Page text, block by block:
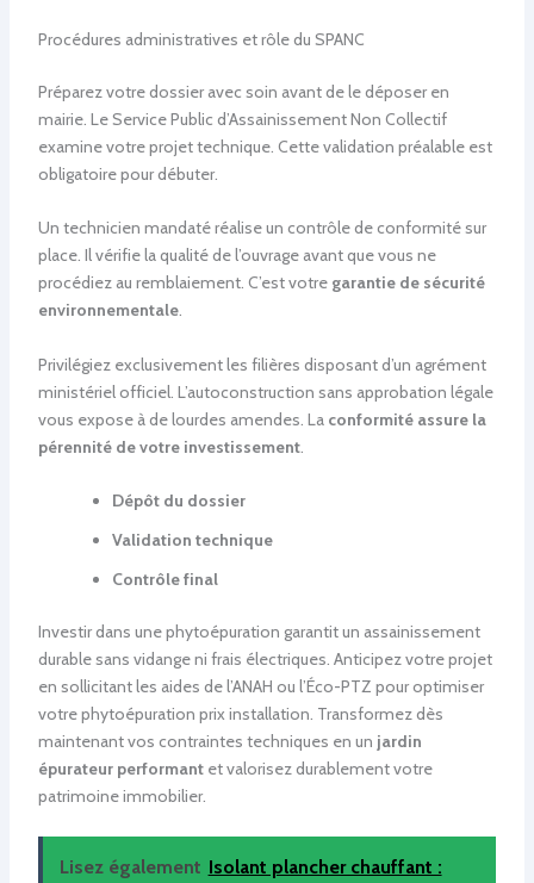
Procédures administratives et rôle du SPANC
Préparez votre dossier avec soin avant de le déposer en
mairie. Le Service Public d’Assainissement Non Collectif
examine votre projet technique. Cette validation préalable est
obligatoire pour débuter.
Un technicien mandaté réalise un contrôle de conformité sur
place. Il vérifie la qualité de l’ouvrage avant que vous ne
procédiez au remblaiement. C’est votre garantie de sécurité
environnementale.
Privilégiez exclusivement les filières disposant d’un agrément
ministériel officiel. L’autoconstruction sans approbation légale
vous expose à de lourdes amendes. La conformité assure la
pérennité de votre investissement.
Dépôt du dossier
Validation technique
Contrôle final
Investir dans une phytoépuration garantit un assainissement
durable sans vidange ni frais électriques. Anticipez votre projet
en sollicitant les aides de l’ANAH ou l’Éco-PTZ pour optimiser
votre phytoépuration prix installation. Transformez dès
maintenant vos contraintes techniques en un jardin
épurateur performantet valorisez durablement votre
patrimoine immobilier.
Lisez également Isolant plancher chauffant :